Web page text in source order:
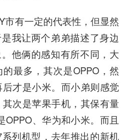
有一定的代表性，但显然
我让两个弟弟描述了身边
他俩的感知有所不同，大
最多，其次是OPPO，然
后才是小米。而小弟则感觉
次是苹果手机，其保有量
OPPO、华为和小米。而且
列机型，去年推出的新机